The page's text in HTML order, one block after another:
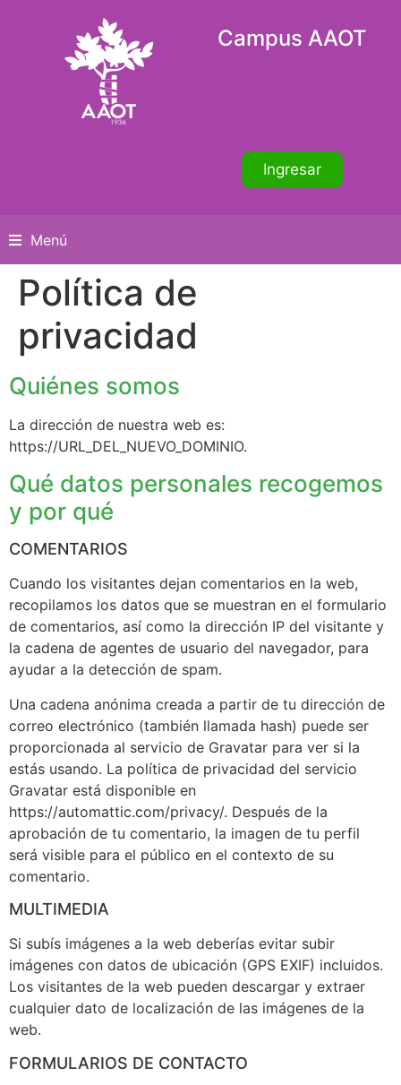
Campus AAOT
Ingresar
Menú
Política de
privacidad
Quiénes somos
La dirección de nuestra web es:
https://URL_DEL_NUEVO_DOMINIO.
Qué datos personales recogemos
y por qué
COMENTARIOS
Cuando los visitantes dejan comentarios en la web,
recopilamos los datos que se muestran en el formulario
de comentarios, así como la dirección IP del visitante y
la cadena de agentes de usuario del navegador, para
ayudar a la detección de spam.
Una cadena anónima creada a partir de tu dirección de
correo electrónico (también llamada hash) puede ser
proporcionada al servicio de Gravatar para ver si la
estás usando. La política de privacidad del servicio
Gravatar está disponible en
https://automattic.com/privacy/. Después de la
aprobación de tu comentario, la imagen de tu perfil
será visible para el público en el contexto de su
comentario.
MULTIMEDIA
Si subís imágenes a la web deberías evitar subir
imágenes con datos de ubicación (GPS EXIF) incluidos.
Los visitantes de la web pueden descargar y extraer
cualquier dato de localización de las imágenes de la
web.
FORMULARIOS DE CONTACTO